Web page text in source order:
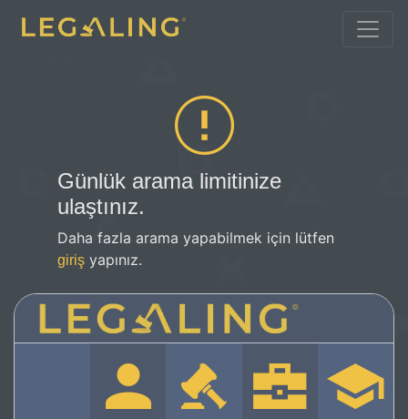
Günlük arama limitinize
ulaştınız.
Daha fazla arama yapabilmek için lütfen
giriş yapınız.